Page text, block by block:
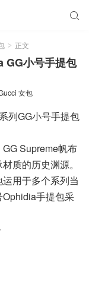

> 正文
GG小号手提包
女包
列GG小号手提包
Supreme帆布
质的历史渊源。
用于多个系列当
手提包采